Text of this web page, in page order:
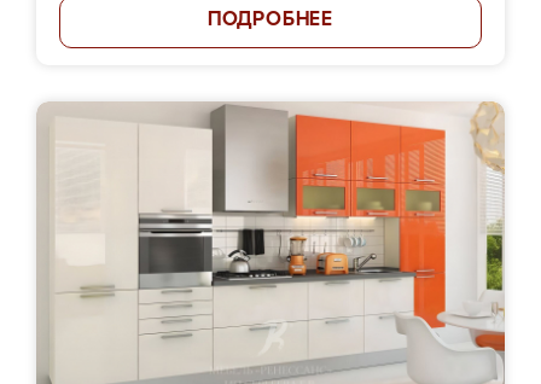
ПОДРОБНЕЕ